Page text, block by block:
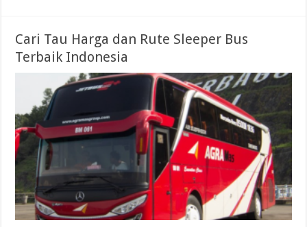
Cari Tau Harga dan Rute Sleeper Bus
Terbaik Indonesia